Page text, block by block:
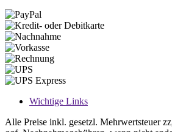
Wichtige Links
Alle Preise inkl. gesetzl. Mehrwertsteuer